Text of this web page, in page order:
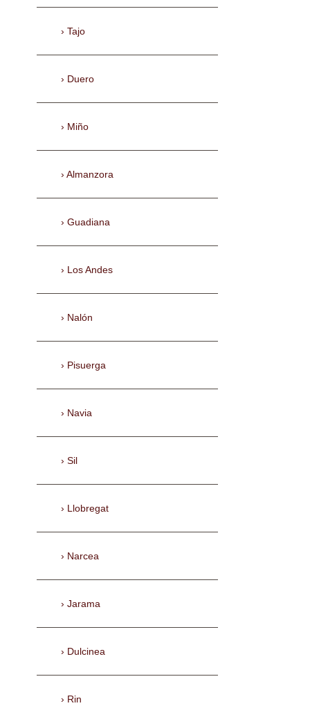
Tajo
Duero
Miño
Almanzora
Guadiana
Los Andes
Nalón
Pisuerga
Navia
Sil
Llobregat
Narcea
Jarama
Dulcinea
Rin